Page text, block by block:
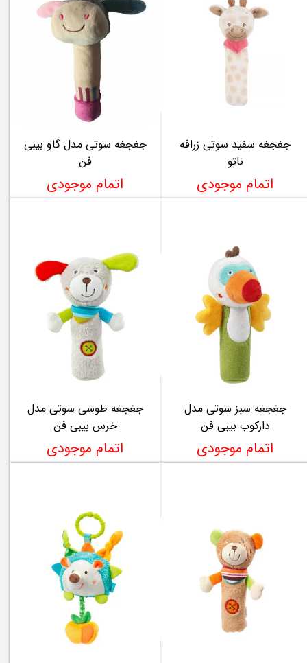
جغجغه سفید سوتی زرافه
ناتو
اتمام موجودی
جغجغه سوتی مدل گاو بیبی
فن
اتمام موجودی
جغجغه سبز سوتی مدل
دارکوب بیبی فن
اتمام موجودی
جغجغه طوسی سوتی مدل
خرس بیبی فن
اتمام موجودی